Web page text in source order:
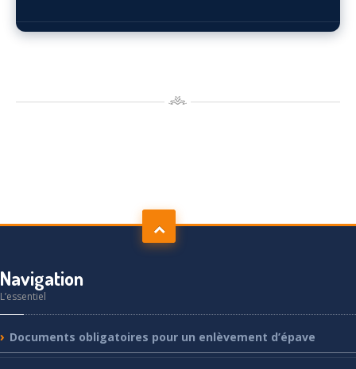
Navigation
L’essentiel
Documents obligatoires pour un enlèvement d’épave